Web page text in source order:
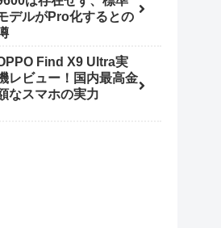
デルがPro化するとの
Find X9 Ultra実
レビュー！国内最高金
なスマホの実力